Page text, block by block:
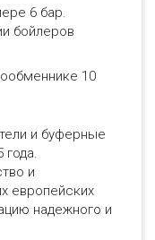
6 бар.
бойлеров
10
и буферные
года.
и
европейских
надежного и